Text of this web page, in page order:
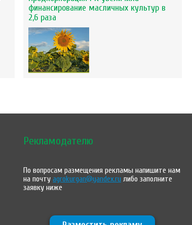
финансирование масличных культур в
2,6 раза
Рекламодателю
По вопросам размещения рекламы напишите нам
на почтуagrokurgan@yandex.ru либо заполните
заявку ниже